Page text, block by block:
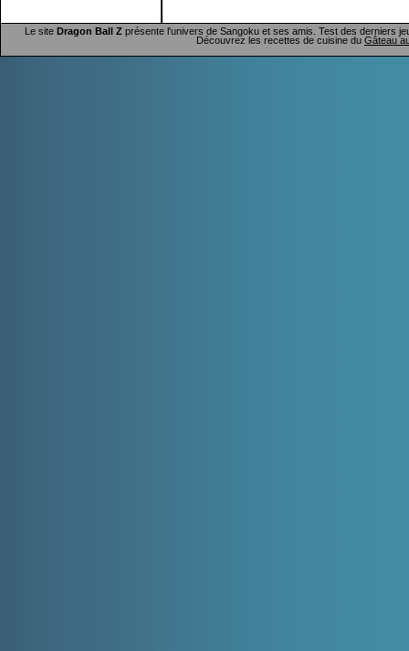
Le site Dragon Ball Zprésente l'univers de Sangoku et ses amis. Test des derniers
Découvrez les recettes de cuisine du Gâteau